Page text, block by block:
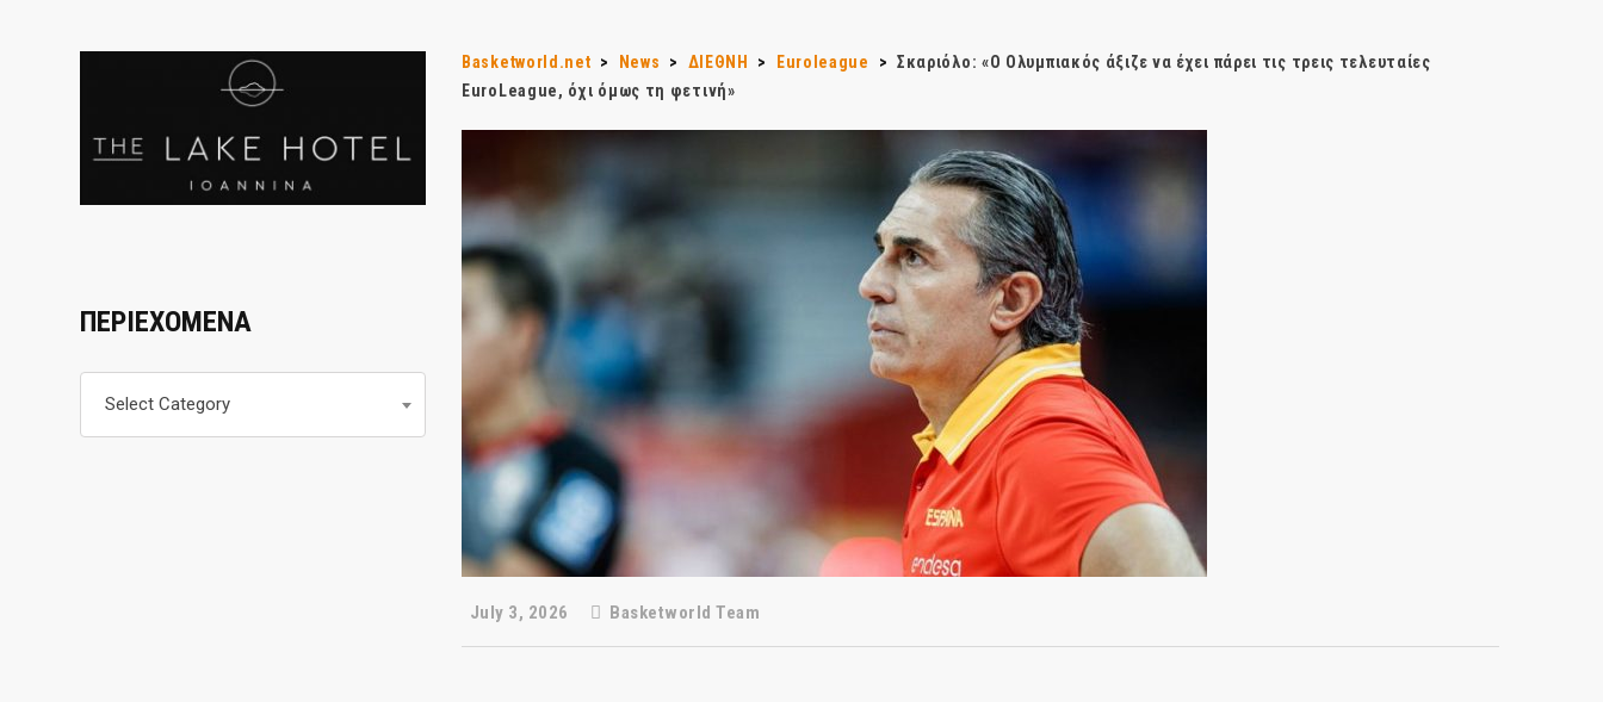
Basketworld.net > News > ΔΙΕΘΝΗ > Euroleague > Σκαριόλο: «Ο Ολυμπιακός άξιζε να έχει πάρει τις τρεις τελευταίες
EuroLeague, όχι όμως τη φετινή»
July 3, 2026 Basketworld Team
ΠΕΡΙΕΧΟΜΕΝΑ
Select Category